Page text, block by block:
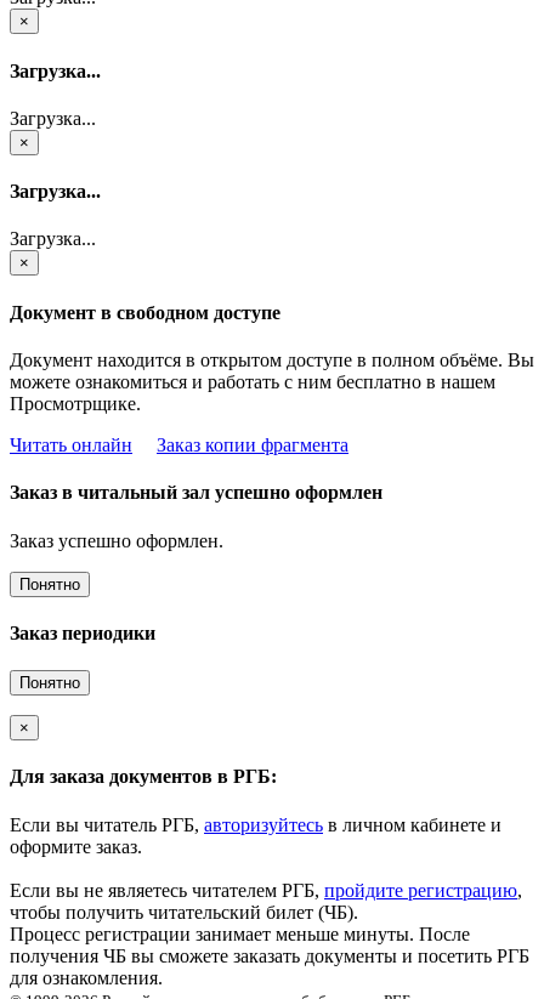
×
Загрузка...
Загрузка...
×
Загрузка...
Загрузка...
×
Документ в свободном доступе
Документ находится в открытом доступе в полном объёме. Вы
можете ознакомиться и работать с ним бесплатно в нашем
Просмотрщике.
Читать онлайн
Заказ копии фрагмента
Заказ в читальный зал успешно оформлен
Заказ успешно оформлен.
Понятно
Заказ периодики
Понятно
×
Для заказа документов в РГБ:
Если вы читатель РГБ, авторизуйтесь в личном кабинете и
оформите заказ.
Если вы не являетесь читателем РГБ, пройдите регистрацию,
чтобы получить читательский билет (ЧБ).
Процесс регистрации занимает меньше минуты. После
получения ЧБ вы сможете заказать документы и посетить РГБ
для ознакомления.